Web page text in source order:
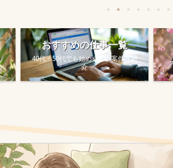
おすすめの仕事一覧
40代・50代でも始めやすい案件を紹
介